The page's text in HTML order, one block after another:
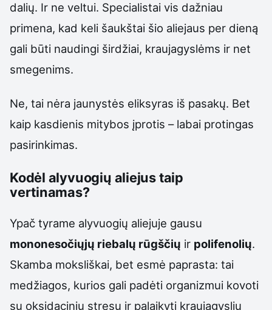
dalių. Ir ne veltui. Specialistai vis dažniau
primena, kad keli šaukštai šio aliejaus per dieną
gali būti naudingi širdžiai, kraujagyslėms ir net
smegenims.
Ne, tai nėra jaunystės eliksyras iš pasakų. Bet
kaip kasdienis mitybos įprotis – labai protingas
pasirinkimas.
Kodėl alyvuogių aliejus taip
vertinamas?
Ypač tyrame alyvuogių aliejuje gausu
mononesočiųjų riebalų rūgščių ir polifenolių.
Skamba moksliškai, bet esmė paprasta: tai
medžiagos, kurios gali padėti organizmui kovoti
su oksidaciniu stresu ir palaikyti kraujagyslių